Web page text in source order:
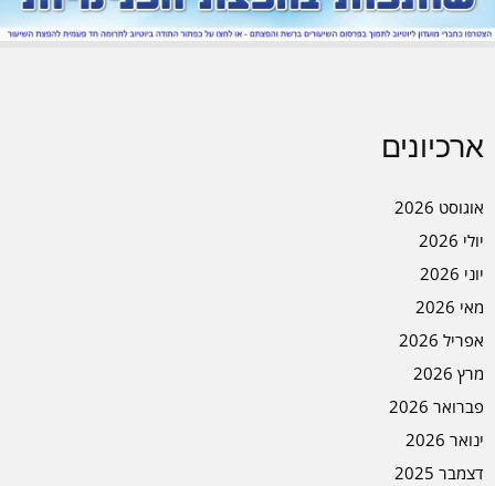
ארכיונים
אוגוסט 2026
יולי 2026
יוני 2026
מאי 2026
אפריל 2026
מרץ 2026
פברואר 2026
ינואר 2026
דצמבר 2025